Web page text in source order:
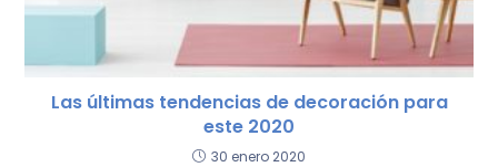
Las últimas tendencias de decoración para
este 2020
30 enero 2020